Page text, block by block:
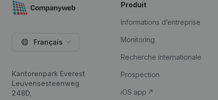
Français
Kantorenpark Everest
Leuvensesteenweg
248D,
Produit
Informations d’entreprise
Monitoring
Recherche internationale
Prospection
iOS app